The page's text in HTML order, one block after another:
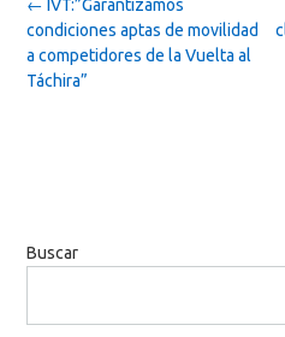
navigation
← IVT:”Garantizamos
condiciones aptas de movilidad
a competidores de la Vuelta al
Táchira”
Buscar